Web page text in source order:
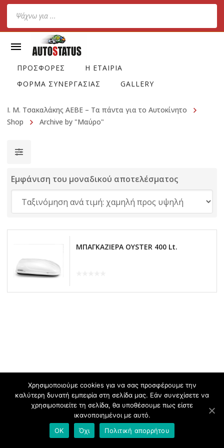
Products
search
ΠΡΟΣΦΟΡΕΣ
Η ΕΤΑΙΡΙΑ
ΦΟΡΜΑ ΣΥΝΕΡΓΑΣΙΑΣ
GALLERY
Ι. Μ. Τσακαλάκης ΑΕΒΕ – Τα πάντα για το Αυτοκίνητο
Shop
Archive by "Μαύρο"
Εμφάνιση του μοναδικού αποτελέσματος
ΜΠΑΓΚΑΖΙΕΡΑ OYSTER 400 Lt.
Χρησιμοποιούμε cookies για να σας προσφέρουμε την
καλύτερη δυνατή εμπειρία στη σελίδα μας. Εάν συνεχίσετε να
χρησιμοποιείτε τη σελίδα, θα υποθέσουμε πως είστε
ικανοποιημένοι με αυτό.
OK
Όχι Πολιτική απορρήτου